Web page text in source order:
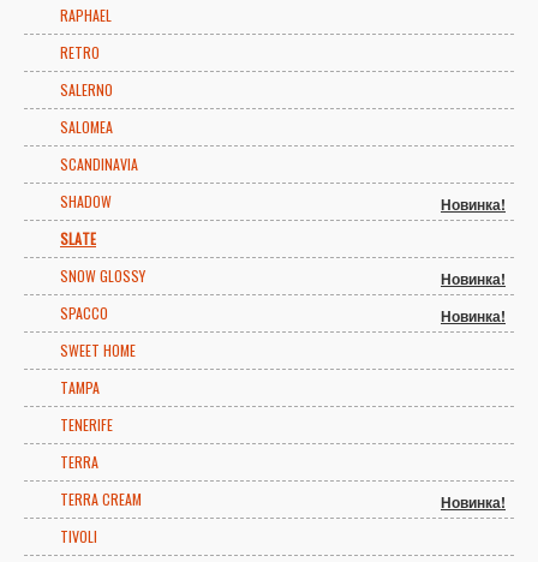
RAPHAEL
RETRO
SALERNO
SALOMEA
SCANDINAVIA
SHADOW
Новинка!
SLATE
SNOW GLOSSY
Новинка!
SPACCO Новинка!
SWEET HOME
TAMPA
TENERIFE
TERRA
TERRA CREAM
Новинка!
TIVOLI